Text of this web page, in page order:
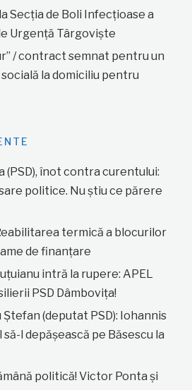
Secția de Boli Infecțioase a
Urgență Târgoviște
/ contract semnat pentru un
la domiciliu pentru
(PSD), înot contra curentului:
politice. Nu știu ce părere
termică a blocurilor
de finanțare
intră la rupere: APEL
PSD Dâmbovița!
(deputat PSD): Iohannis
l depășească pe Băsescu la
politică! Victor Ponta și